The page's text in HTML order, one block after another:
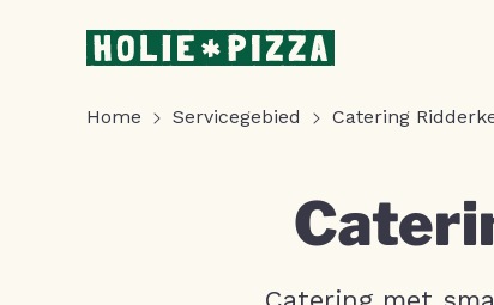
Home Servicegebied Catering